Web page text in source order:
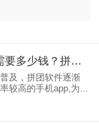
做一个类似拼多多平台需要多少钱？拼多多app开发技术
及，拼团软件逐渐
较高的手机app,为了
发一个类似美团、
个类似拼多多平台